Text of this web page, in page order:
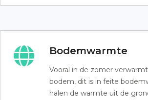
Bodemwarmte
Vooral in de zomer
bodem, dit is in feite
halen de warmte uit de